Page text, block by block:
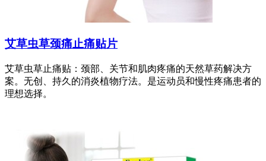
艾草虫草颈痛止痛贴片
艾草虫草止痛贴：颈部、关节和肌肉疼痛的天然草药解决方
案。无创、持久的消炎植物疗法。是运动员和慢性疼痛患者的
理想选择。